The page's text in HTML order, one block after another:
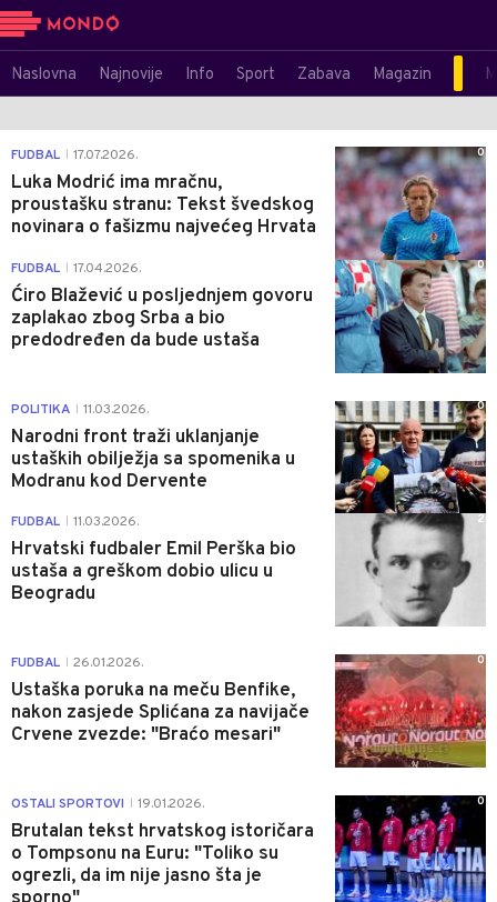
Naslovna Najnovije Info Sport Zabava Magazin
FUDBAL 17.07.2026.
Luka Modrić ima mračnu,
proustašku stranu: Tekst švedskog
novinara o fašizmu najvećeg Hrvata
0
FUDBAL 17.04.2026.
Ćiro Blažević u posljednjem govoru
zaplakao zbog Srba a bio
predodređen da bude ustaša
0
POLITIKA 11.03.2026.
Narodni front traži uklanjanje
ustaških obilježja sa spomenika u
Modranu kod Dervente
0
FUDBAL 11.03.2026.
Hrvatski fudbaler Emil Perška bio
ustaša a greškom dobio ulicu u
Beogradu
2
FUDBAL 26.01.2026.
Ustaška poruka na meču Benfike,
nakon zasjede Splićana za navijače
Crvene zvezde: "Braćo mesari"
0
OSTALI SPORTOVI 19.01.2026.
Brutalan tekst hrvatskog istoričara
o Tompsonu na Euru: "Toliko su
ogrezli, da im nije jasno šta je
0